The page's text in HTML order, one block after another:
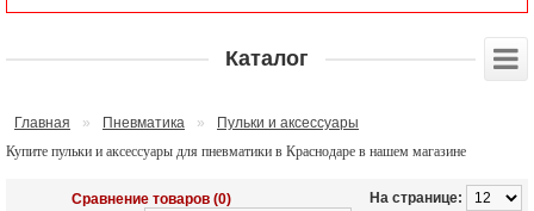
Каталог
Главная » Пневматика »
Пульки и аксессуары
Купите пульки и аксессуары для пневматики в Краснодаре в нашем магазине
На странице:
Сравнение товаров (0)